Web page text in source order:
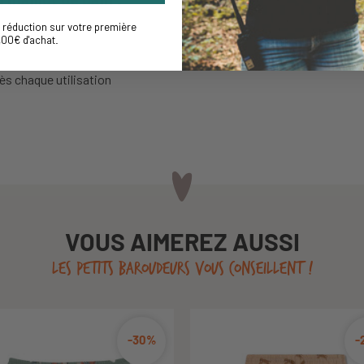
spandex
chaque utilisation
VOUS AIMEREZ AUSSI
LES PETITS BAROUDEURS VOUS CONSEILLENT !
-40% -
-30% -
sur votre première
d'achat.